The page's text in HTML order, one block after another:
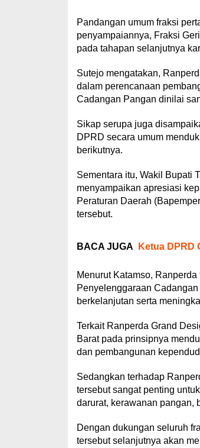
Pandangan umum fraksi
penyampaiannya, Fraksi
pada tahapan selanjutnya
Sutejo mengatakan,
dalam perencanaan
Cadangan Pangan dinilai
Sikap serupa juga
DPRD secara umum
berikutnya.
Sementara itu, Wakil Bupati
menyampaikan apresiasi
Peraturan Daerah
tersebut.
BACA JUGA Ketua DPRD
Menurut Katamso,
Penyelenggaraan
berkelanjutan serta
Terkait Ranperda Grand
Barat pada prinsipnya
dan pembangunan
Sedangkan terhadap
tersebut sangat penting
darurat, kerawanan pangan,
Dengan dukungan seluruh
tersebut selanjutnya akan